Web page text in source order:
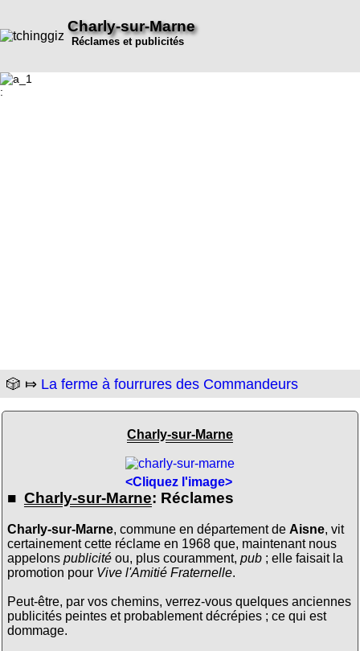
Charly-sur-Marne
Réclames et publicités
:
🎲 ⤇ La ferme à fourrures des Commandeurs
Charly-sur-Marne
<Cliquez l'image>
■ Charly-sur-Marne: Réclames
Charly-sur-Marne, commune en département de Aisne, vit
certainement cette réclame en 1968 que, maintenant nous
appelons publicitéou, plus couramment, pub; elle faisait la
promotion pour Vive l'Amitié Fraternelle.
Peut-être, par vos chemins, verrez-vous quelques anciennes
publicités peintes et probablement décrépies ; ce qui est
dommage.